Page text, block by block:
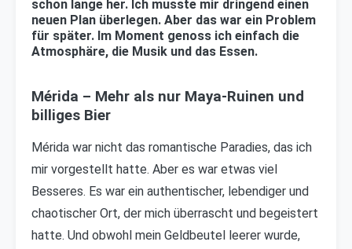
schon lange her. Ich musste mir dringend einen
neuen Plan überlegen. Aber das war ein Problem
für später. Im Moment genoss ich einfach die
Atmosphäre, die Musik und das Essen.
Mérida – Mehr als nur Maya-Ruinen und
billiges Bier
Mérida war nicht das romantische Paradies, das ich
mir vorgestellt hatte. Aber es war etwas viel
Besseres. Es war ein authentischer, lebendiger und
chaotischer Ort, der mich überrascht und begeistert
hatte. Und obwohl mein Geldbeutel leerer wurde,